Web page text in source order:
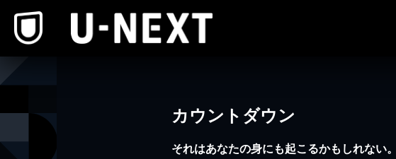
カウントダウン
それはあなたの身にも起こるかもしれない